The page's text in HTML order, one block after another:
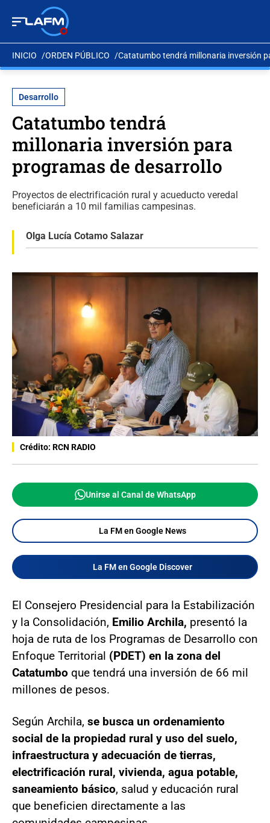
INICIO ORDEN PÚBLICO Catatumbo tendrá millonaria inversión
Desarrollo
Catatumbo tendrá
millonaria inversión para
programas de desarrollo
Proyectos de electrificación rural y acueducto veredal
beneficiarán a 10 mil familias campesinas.
Olga Lucía Cotamo Salazar
Crédito: RCN RADIO
Unirse al Canal de WhatsApp
La FM en Google News
La FM en Google Discover
El Consejero Presidencial para la Estabilización
y la Consolidación, Emilio Archila, presentó la
hoja de ruta de los Programas de Desarrollo con
Enfoque Territorial (PDET) en la zona del
Catatumbo que tendrá una inversión de 66 mil
millones de pesos.
Según Archila, se busca un ordenamiento
social de la propiedad rural y uso del suelo,
infraestructura y adecuación de tierras,
electrificación rural, vivienda, agua potable,
saneamiento básico, salud y educación rural
que beneficien directamente a las